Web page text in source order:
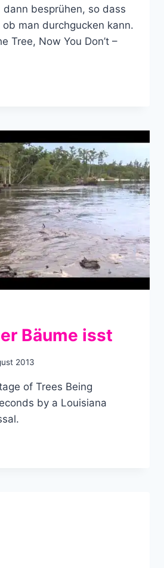
besprühen, so dass
man durchgucken kann.
Tree, Now You Don’t –
Bäume isst
2013
of Trees Being
by a Louisiana